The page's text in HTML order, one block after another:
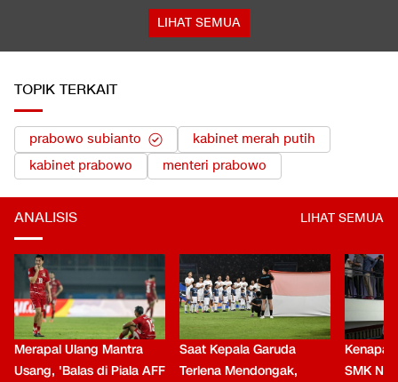
LIHAT SEMUA
TOPIK TERKAIT
prabowo subianto
kabinet merah putih
kabinet prabowo
menteri prabowo
ANALISIS LIHAT SEMUA
Merapal Ulang Mantra
Usang, 'Balas di Piala AFF
Saat Kepala Garuda
Terlena Mendongak,
Kenapa
SMK